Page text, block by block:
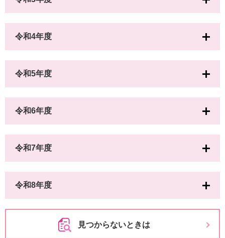
令和4年度
令和5年度
令和6年度
令和7年度
令和8年度
見つからないときは